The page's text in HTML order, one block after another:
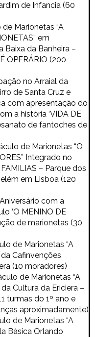
de Infancia (60
de Marionetas “A
em
Baixa da Banheira –
OPERÁRIO (200
no Arraial da
de Santa Cruz e
com apresentação do
a história ‘VIDA DE
de fantoches de
de Marionetas “O
Integrado no
– Parque dos
em Lisboa (120
com a
‘O MENINO DE
de marionetas (30
de Marionetas “A
da Cafinvenções
(10 moradores)
de Marionetas “A
da Cultura da Ericiera –
turmas do 1º ano e
aproximadamente)
de Marionetas “A
Básica Orlando